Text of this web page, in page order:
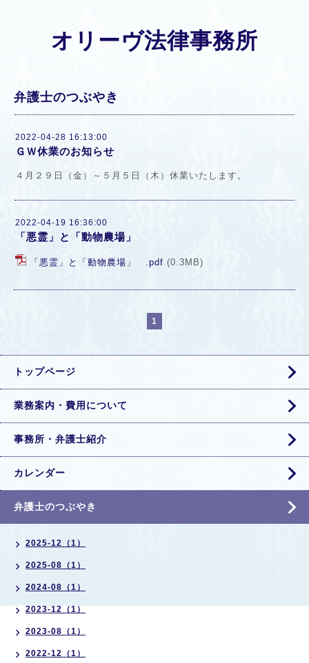
オリーヴ法律事務所
弁護士のつぶやき
2022-04-28 16:13:00
ＧＷ休業のお知らせ
４月２９日（金）～５月５日（木）休業いたします。
2022-04-19 16:36:00
「悪霊」と「動物農場」
「悪霊」と「動物農場」 .pdf (0.3MB)
1
トップページ
業務案内・費用について
事務所・弁護士紹介
カレンダー
弁護士のつぶやき
2025-12（1）
2025-08（1）
2024-08（1）
2023-12（1）
2023-08（1）
2022-12（1）